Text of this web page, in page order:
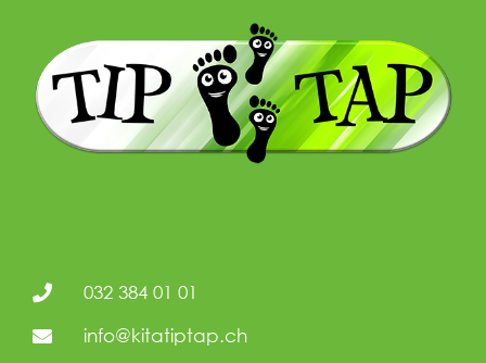
032 384 01 01
info@kitatiptap.ch